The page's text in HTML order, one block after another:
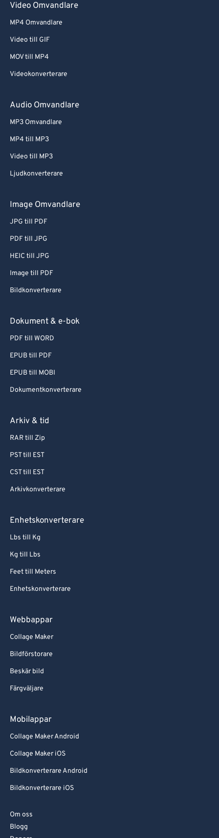
Video Omvandlare
MP4 Omvandlare
Video till GIF
MOV till MP4
Videokonverterare
Audio Omvandlare
MP3 Omvandlare
MP4 till MP3
Video till MP3
Ljudkonverterare
Image Omvandlare
JPG till PDF
PDF till JPG
HEIC till JPG
Image till PDF
Bildkonverterare
Dokument & e-bok
PDF till WORD
EPUB till PDF
EPUB till MOBI
Dokumentkonverterare
Arkiv & tid
RAR till Zip
PST till EST
CST till EST
Arkivkonverterare
Enhetskonverterare
Lbs till Kg
Kg till Lbs
Feet till Meters
Enhetskonverterare
Webbappar
Collage Maker
Bildförstorare
Beskär bild
Färgväljare
Mobilappar
Collage Maker Android
Collage Maker iOS
Bildkonverterare Android
Bildkonverterare iOS
Om oss
Blogg